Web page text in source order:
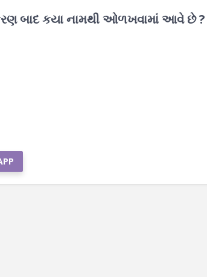
બાદ કયા નામથી ઓળખવામાં આવે છે ?